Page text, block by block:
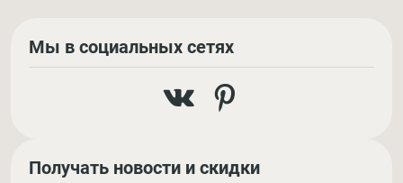
Мы в социальных сетях
Получать новости и скидки